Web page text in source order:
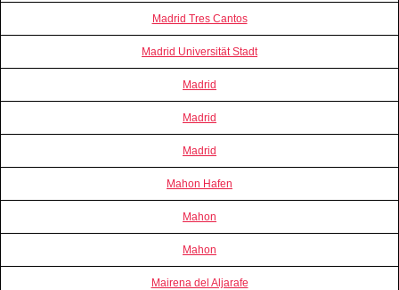
Madrid Tres Cantos
Madrid Universität Stadt
Madrid
Madrid
Madrid
Mahon Hafen
Mahon
Mahon
Mairena del Aljarafe